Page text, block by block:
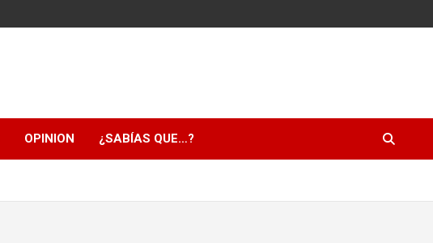
OPINION ¿SABÍAS QUE…?